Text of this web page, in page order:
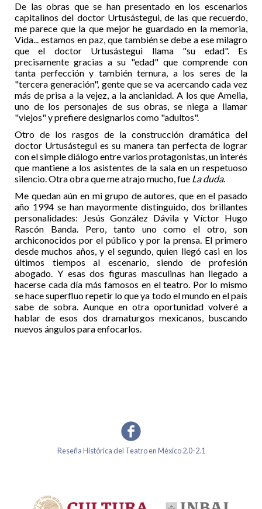
De las obras que se han presentado en los escenarios
capitalinos del doctor Urtusástegui, de las que recuerdo,
me parece que la que mejor he guardado en la memoria,
Vida... estamos en paz, que también se debe a ese milagro
que el doctor Urtusástegui llama "su edad". Es
precisamente gracias a su "edad" que comprende con
tanta perfección y también ternura, a los seres de la
"tercera generación", gente que se va acercando cada vez
más de prisa a la vejez, a la ancianidad. A los que Amelia,
uno de los personajes de sus obras, se niega a llamar
"viejos" y prefiere designarlos como "adultos".
Otro de los rasgos de la construcción dramática del
doctor Urtusástegui es su manera tan perfecta de lograr
con el simple diálogo entre varios protagonistas, un interés
que mantiene a los asistentes de la sala en un respetuoso
silencio. Otra obra que me atrajo mucho, fue La duda.
Me quedan aún en mi grupo de autores, que en el pasado
año 1994 se han mayormente distinguido, dos brillantes
personalidades: Jesús González Dávila y Víctor Hugo
Rascón Banda. Pero, tanto uno como el otro, son
archiconocidos por el público y por la prensa. El primero
desde muchos años, y el segundo, quien llegó casi en los
últimos tiempos al escenario, siendo de profesión
abogado. Y esas dos figuras masculinas han llegado a
hacerse cada día más famosos en el teatro. Por lo mismo
se hace superfluo repetir lo que ya todo el mundo en el país
sabe de sobra. Aunque en otra oportunidad volveré a
hablar de esos dos dramaturgos mexicanos, buscando
nuevos ángulos para enfocarlos.
Reseña Histórica del Teatro en México 2.0-2.1